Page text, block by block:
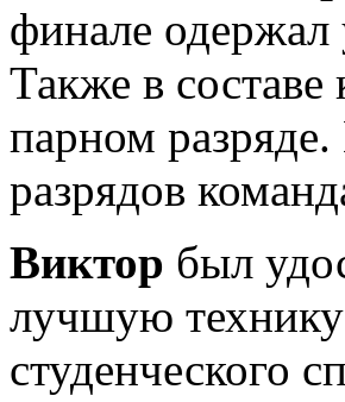
финале одержал
Также в
парном
разрядов
Виктор был
лучшую технику
студенческого